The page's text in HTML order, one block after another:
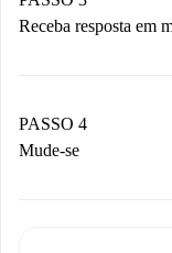
Receba resposta em
proprietário.
Se recusada:
PASSO 4
Mude-se